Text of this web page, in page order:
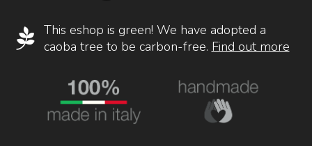
This eshop is green! We have adopted a
caoba tree to be carbon-free. Find out more